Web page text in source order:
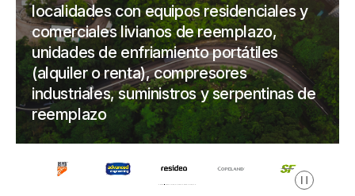
localidades con equipos residenciales y
comerciales livianos de reemplazo,
unidades de enfriamiento portátiles
(alquiler o renta), compresores
industriales, suministros y serpentinas de
reemplazo
Pausa